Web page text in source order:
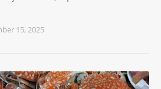
15, 2025